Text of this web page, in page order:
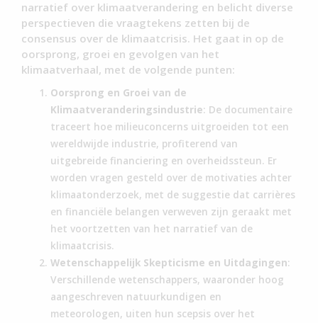
narratief over klimaatverandering en belicht diverse
perspectieven die vraagtekens zetten bij de
consensus over de klimaatcrisis. Het gaat in op de
oorsprong, groei en gevolgen van het
klimaatverhaal, met de volgende punten:
Oorsprong en Groei van de
Klimaatveranderingsindustrie: De documentaire
traceert hoe milieuconcerns uitgroeiden tot een
wereldwijde industrie, profiterend van
uitgebreide financiering en overheidssteun. Er
worden vragen gesteld over de motivaties achter
klimaatonderzoek, met de suggestie dat carrières
en financiële belangen verweven zijn geraakt met
het voortzetten van het narratief van de
klimaatcrisis.
Wetenschappelijk Skepticisme en Uitdagingen:
Verschillende wetenschappers, waaronder hoog
aangeschreven natuurkundigen en
meteorologen, uiten hun scepsis over het